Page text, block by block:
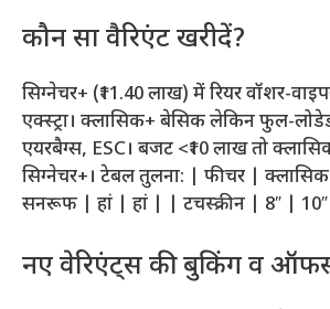
कौन सा वैरिएंट खरीदें?
सिग्नेचर+ (₹11.40 लाख) में रियर वॉशर-
एक्स्ट्रा। क्लासिक+ बेसिक लेकिन फुल-
एयरबैग्स, ESC। बजट <₹10 लाख तो
सिग्नेचर+। टेबल तुलना: | फीचर |
सनरूफ | हां | हां | | टचस्क्रीन | 8″ |
नए वेरिएंट्स की बुकिंग व